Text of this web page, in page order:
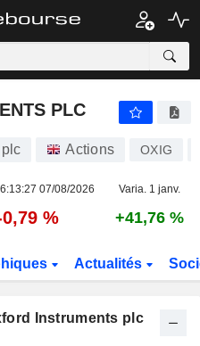
PLC
Actions OXIG
07/08/2026 Varia. 1 janv.
% +41,76 %
Actualités
Instruments plc